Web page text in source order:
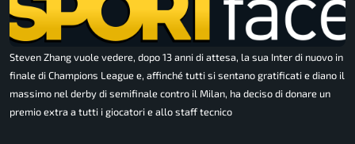
Steven Zhang vuole vedere, dopo 13 anni di attesa, la sua Inter di nuovo in
finale di Champions League e, affinché tutti si sentano gratificati e diano il
massimo nel derby di semifinale contro il Milan, ha deciso di donare un
premio extra a tutti i giocatori e allo staff tecnico